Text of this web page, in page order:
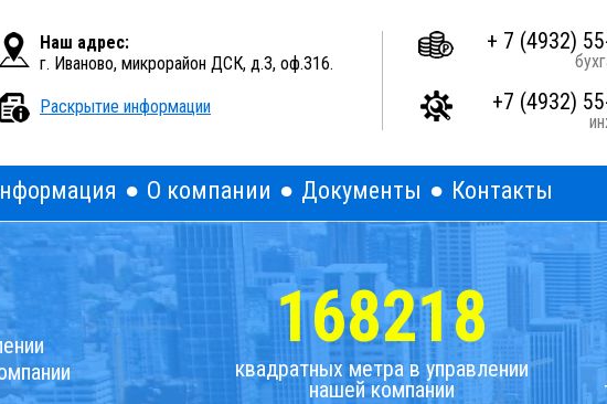
Наш адрес:
г. Иваново, микрорайон ДСК, д.3, оф.316.
Раскрытие информации
+ 7 (4932)
+7 (4932)
О компании Документы Контакты
168218
квадратных метра в управлении
нашей компании